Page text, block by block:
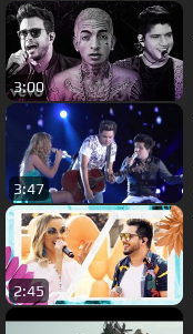
3:00
3:47
2:45